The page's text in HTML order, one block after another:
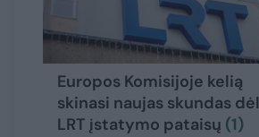
Europos Komisijoje kelią
skinasi naujas skundas dėl
LRT įstatymo pataisų (1)